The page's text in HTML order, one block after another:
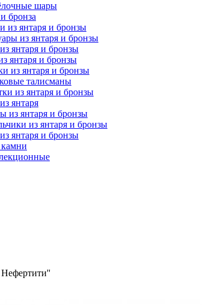
шары
бронза
из янтаря и бронзы
из янтаря и бронзы
янтаря и бронзы
янтаря и бронзы
из янтаря и бронзы
талисманы
из янтаря и бронзы
янтаря
из янтаря и бронзы
из янтаря и бронзы
янтаря и бронзы